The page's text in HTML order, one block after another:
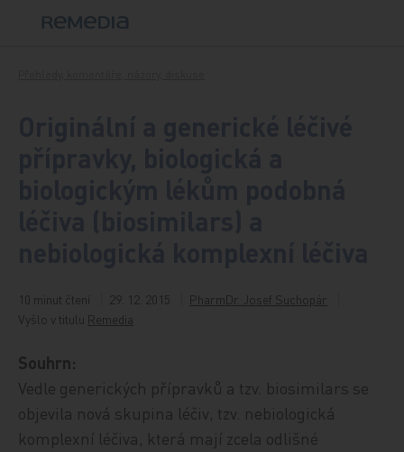
10 minut čtení 29. 12. 2015
PharmDr. Josef Suchopár
Vyšlo v titulu Remedia
Souhrn:
Vedle generických přípravků a tzv. biosimilars se
objevila nová skupina léčiv, tzv. nebiologická
komplexní léčiva, která mají zcela odlišné